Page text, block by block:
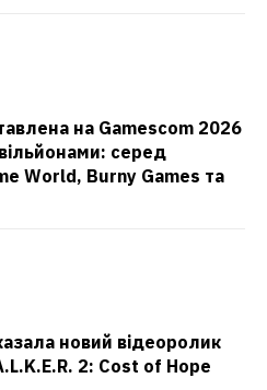
на Gamescom 2026
серед
World, Burny Games та
новий відеоролик
2: Cost of Hope